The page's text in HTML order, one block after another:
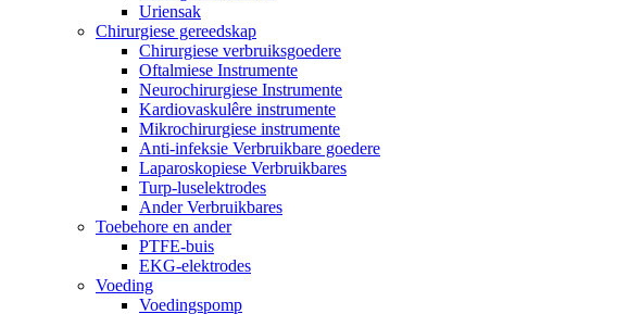
Uriensak
Chirurgiese gereedskap
Chirurgiese verbruiksgoedere
Oftalmiese Instrumente
Neurochirurgiese Instrumente
Kardiovaskulêre instrumente
Mikrochirurgiese instrumente
Anti-infeksie Verbruikbare goedere
Laparoskopiese Verbruikbares
Turp-luselektrodes
Ander Verbruikbares
Toebehore en ander
PTFE-buis
EKG-elektrodes
Voeding
Voedingspomp